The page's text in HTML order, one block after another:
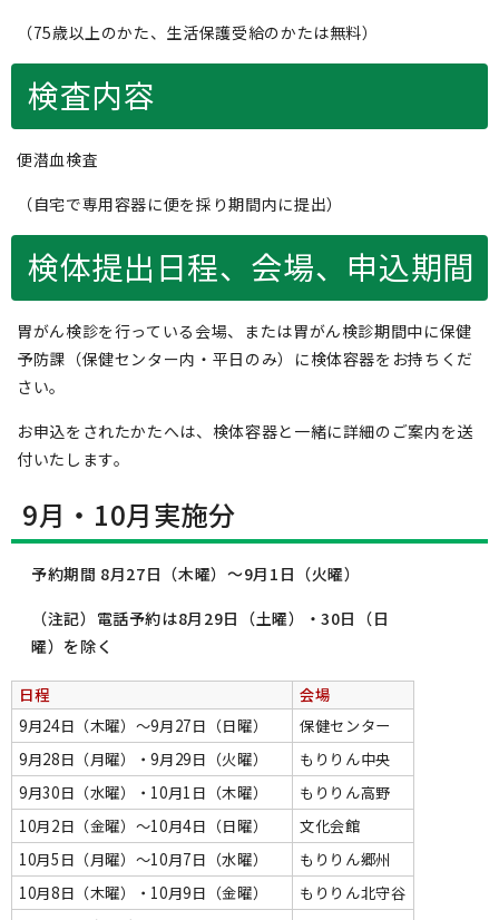
（75歳以上のかた、生活保護受給のかたは無料）
検査内容
便潜血検査
（自宅で専用容器に便を採り期間内に提出）
検体提出日程、会場、申込期間
胃がん検診を行っている会場、または胃がん検診期間中に保健
予防課（保健センター内・平日のみ）に検体容器をお持ちくだ
さい。
お申込をされたかたへは、検体容器と一緒に詳細のご案内を送
付いたします。
9月・10月実施分
予約期間 8月27日（木曜）～9月1日（火曜）
（注記）電話予約は8月29日（土曜）・30日（日
曜）を除く
日程
会場
9月24日（木曜）～9月27日（日曜）
保健センター
9月28日（月曜）・9月29日（火曜）
もりりん中央
9月30日（水曜）・10月1日（木曜）
もりりん高野
10月2日（金曜）～10月4日（日曜）
文化会館
10月5日（月曜）～10月7日（水曜）
もりりん郷州
10月8日（木曜）・10月9日（金曜）
もりりん北守谷